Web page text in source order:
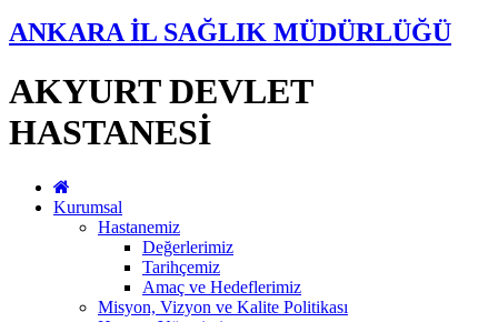
ANKARA İL SAĞLIK MÜDÜRLÜĞÜ
AKYURT DEVLET
HASTANESİ
Kurumsal
Hastanemiz
Değerlerimiz
Tarihçemiz
Amaç ve Hedeflerimiz
Misyon, Vizyon ve Kalite Politikası